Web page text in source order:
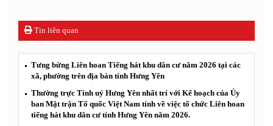
Tin liên quan
Tưng bừng Liên hoan Tiếng hát khu dân cư năm 2026 tại các
xã, phường trên địa bàn tỉnh Hưng Yên
Thường trực Tỉnh uỷ Hưng Yên nhất trí với Kế hoạch của Ủy
ban Mặt trận Tổ quốc Việt Nam tỉnh về việc tổ chức Liên hoan
tiếng hát khu dân cư tỉnh Hưng Yên năm 2026.